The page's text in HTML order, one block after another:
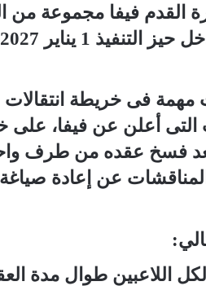
القدم فيفا مجموعة من
مهمة فى خريطة انتقالات
أعلن عن فيفا، على
بعد فسخ عقده من طرف
المناقشات عن إعادة